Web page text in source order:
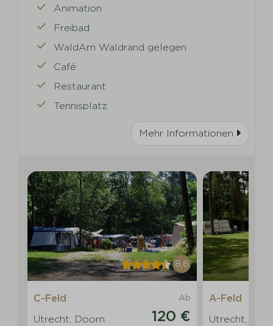
Animation
Freibad
WaldAm Waldrand gelegen
Café
Restaurant
Tennisplatz
Mehr Informationen
8,6
Ab
120 €
C-Feld
Utrecht, Doorn
A-Feld
Utrecht,